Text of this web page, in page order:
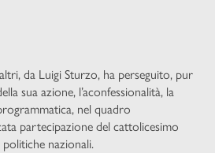
da Luigi Sturzo, ha perseguito, pur
sua azione, l’aconfessionalità, la
nel quadro
partecipazione del cattolicesimo
nazionali.